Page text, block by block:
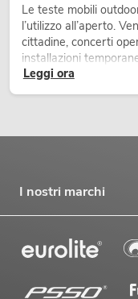
Le teste mobili
l’utilizzo all’aperto.
cittadine, concerti
installazioni
Leggi ora
I nostri marchi